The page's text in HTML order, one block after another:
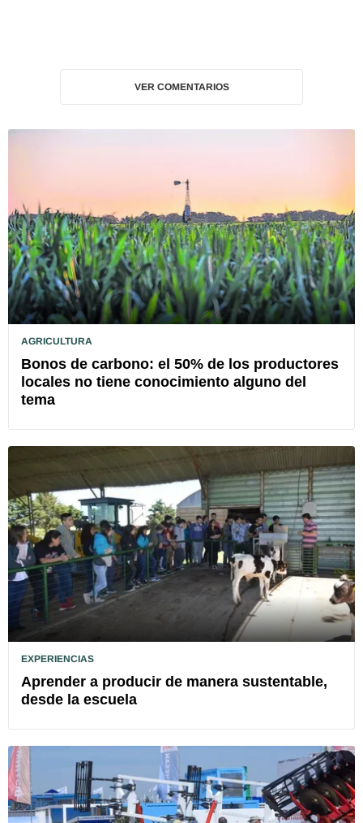
VER COMENTARIOS
AGRICULTURA
Bonos de carbono: el 50% de los productores
locales no tiene conocimiento alguno del
tema
EXPERIENCIAS
Aprender a producir de manera sustentable,
desde la escuela